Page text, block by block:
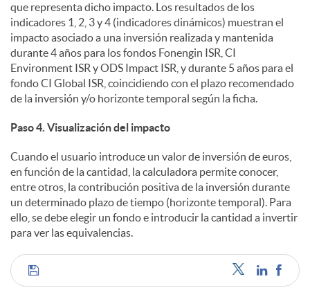
que representa dicho impacto. Los resultados de los
indicadores 1, 2, 3 y 4 (indicadores dinámicos) muestran el
impacto asociado a una inversión realizada y mantenida
durante 4 años para los fondos Fonengin ISR, CI
Environment ISR y ODS Impact ISR, y durante 5 años para el
fondo CI Global ISR, coincidiendo con el plazo recomendado
de la inversión y/o horizonte temporal según la ficha.
Paso 4. Visualización del impacto
Cuando el usuario introduce un valor de inversión de euros,
en función de la cantidad, la calculadora permite conocer,
entre otros, la contribución positiva de la inversión durante
un determinado plazo de tiempo (horizonte temporal). Para
ello, se debe elegir un fondo e introducir la cantidad a invertir
para ver las equivalencias.
C